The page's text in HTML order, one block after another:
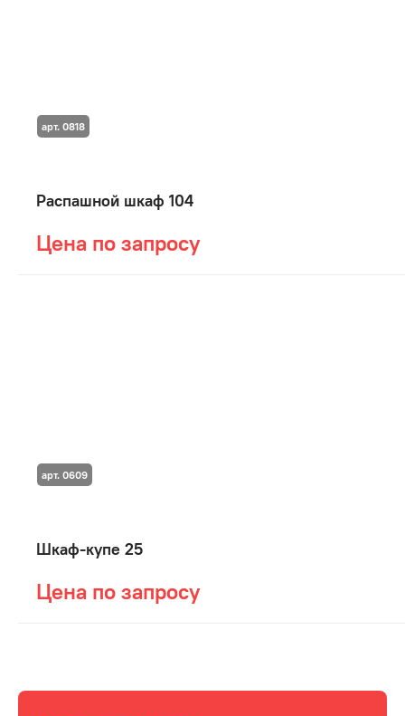
Распашной шкаф 104
Цена по запросу
арт. 0818
Шкаф-купе 25
Цена по запросу
арт. 0609